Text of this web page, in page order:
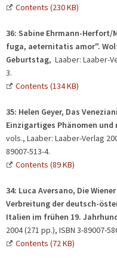
Contents (230 KB)
36: Sabine Ehrmann-Herfort/
fuga, aeternitatis amor".
Geburtstag, Laaber: Laaber-
3.
Contents (134 KB)
35: Helen Geyer, Das
Einzigartiges Phänomen
vols., Laaber: Laaber-Verlag
89007-513-4.
Contents (89 KB)
34: Luca Aversano, Die
Verbreitung der deutsch-
Italien im frühen 19.
2004 (271 pp.), ISBN 3-89007-
Contents (72 KB)